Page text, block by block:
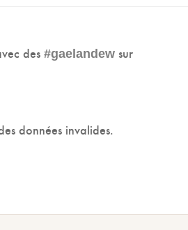
des #gaelandew sur
données invalides.